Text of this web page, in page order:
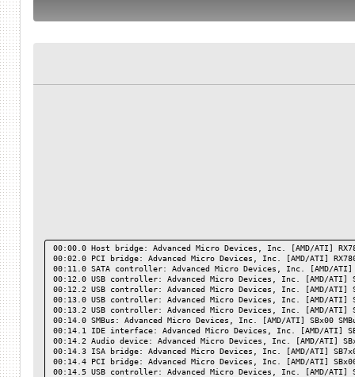
00:00.0 Host bridge: Advanced Micro Devices, Inc. [AMD/ATI]
00:02.0 PCI bridge: Advanced Micro Devices, Inc. [AMD/ATI]
00:11.0 SATA controller: Advanced Micro Devices, Inc. [AMD/ATI]
00:12.0 USB controller: Advanced Micro Devices, Inc. [AMD/ATI]
00:12.2 USB controller: Advanced Micro Devices, Inc. [AMD/ATI]
00:13.0 USB controller: Advanced Micro Devices, Inc. [AMD/ATI]
00:13.2 USB controller: Advanced Micro Devices, Inc. [AMD/ATI]
00:14.0 SMBus: Advanced Micro Devices, Inc. [AMD/ATI] SBx00
00:14.1 IDE interface: Advanced Micro Devices, Inc. [AMD/ATI]
00:14.2 Audio device: Advanced Micro Devices, Inc. [AMD/ATI]
00:14.3 ISA bridge: Advanced Micro Devices, Inc. [AMD/ATI]
00:14.4 PCI bridge: Advanced Micro Devices, Inc. [AMD/ATI]
00:14.5 USB controller: Advanced Micro Devices, Inc. [AMD/ATI]